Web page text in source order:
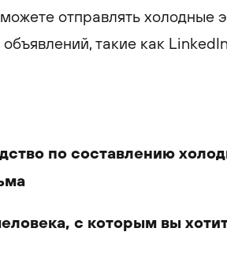
отправлять холодные
такие как
по составлению
с которым вы